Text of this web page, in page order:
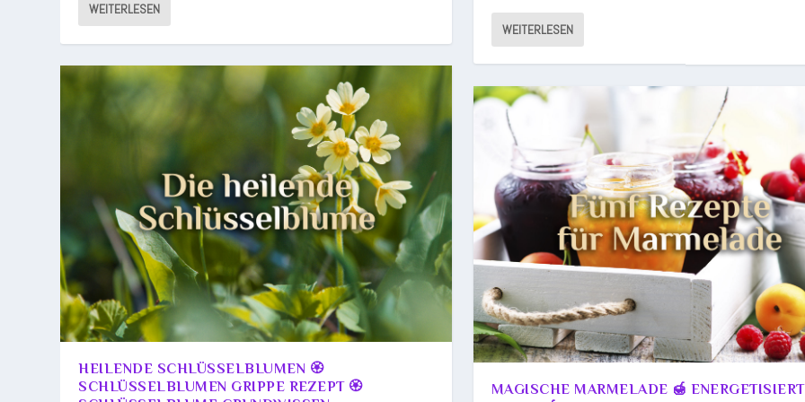
WEITERLESEN
HEILENDE SCHLÜSSELBLUMEN 🏵️
SCHLÜSSELBLUMEN GRIPPE REZEPT 🏵️
WEITERLESEN
MAGISCHE MARMELADE 🍯